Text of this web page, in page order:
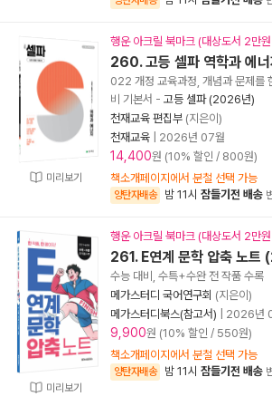
미리보기
행운 아크릴 북마크 (대상도서 2만
260. 고등 셀파 역학과 에
022 개정 교육과정, 개념과 문제를
비 기본서 - 고등 셀파 (2026년)
천재교육 편집부 (지은이)
천재교육
2026년 07월
14,400원 (10% 할인 / 800원)
책소개페이지에서 분철 선택 가능
양탄자배송 밤 11시 잠들기전 배송
미리보기
행운 아크릴 북마크 (대상도서 2만
261. E연계 문학 압축 노
수능 대비, 수특+수완 전 작품 수록
메가스터디 국어연구회 (지은이)
메가스터디북스(참고서)
2026년
9,900원 (10% 할인 / 550원)
책소개페이지에서 분철 선택 가능
양탄자배송 밤 11시 잠들기전 배송